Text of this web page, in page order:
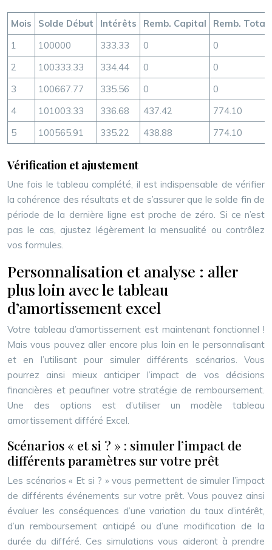
Mois Solde Début Intérêts Remb. Capital
Remb. Total
1
100000 333.33 0
0
2
100333.33 334.44 0
0
3
100667.77 335.56 0
0
4
101003.33 336.68 437.42
774.10
5
100565.91 335.22 438.88 774.10
Vérification et ajustement
Une fois le tableau complété, il est indispensable de vérifier
la cohérence des résultats et de s’assurer que le solde fin de
période de la dernière ligne est proche de zéro. Si ce n’est
pas le cas, ajustez légèrement la mensualité ou contrôlez
vos formules.
Personnalisation et analyse : aller
plus loin avec le tableau
d’amortissement excel
Votre tableau d’amortissement est maintenant fonctionnel !
Mais vous pouvez aller encore plus loin en le personnalisant
et en l’utilisant pour simuler différents scénarios. Vous
pourrez ainsi mieux anticiper l’impact de vos décisions
financières et peaufiner votre stratégie de remboursement.
Une des options est d’utiliser un modèle tableau
amortissement différé Excel.
Scénarios « et si ? » : simuler l’impact de
différents paramètres sur votre prêt
Les scénarios « Et si ? » vous permettent de simuler l’impact
de différents événements sur votre prêt. Vous pouvez ainsi
évaluer les conséquences d’une variation du taux d’intérêt,
d’un remboursement anticipé ou d’une modification de la
durée du différé. Ces simulations vous aideront à prendre